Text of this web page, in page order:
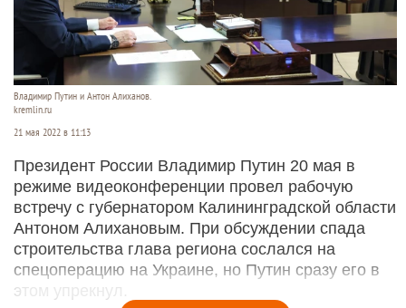
Владимир Путин и Антон Алиханов.
kremlin.ru
21 мая 2022 в 11:13
Президент России Владимир Путин 20 мая в
режиме видеоконференции провел рабочую
встречу с губернатором Калининградской области
Антоном Алихановым. При обсуждении спада
строительства глава региона сослался на
спецоперацию на Украине, но Путин сразу его в
этом упрекнул.